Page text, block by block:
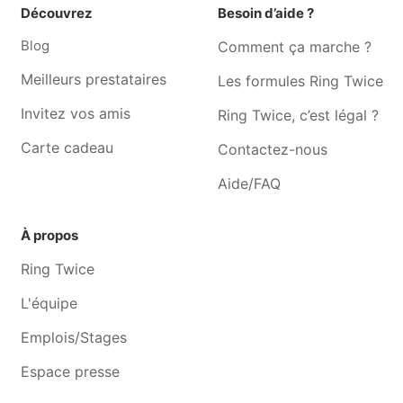
Photographe Monceau-sur-
Photographe Pont-à-celles
Photographe Souvret
Photographe Rèves
Photographe Mont-sur-
marchienne
Photographe Loverval
Découvrez
Blog
Meilleurs prestataires
Invitez vos amis
Carte cadeau
Besoin d’aide ?
Comment ça marche ?
Les formules Ring Twice
Ring Twice, c’est légal ?
Contactez-nous
Aide/FAQ
À propos
Ring Twice
L'équipe
Emplois/Stages
Espace presse